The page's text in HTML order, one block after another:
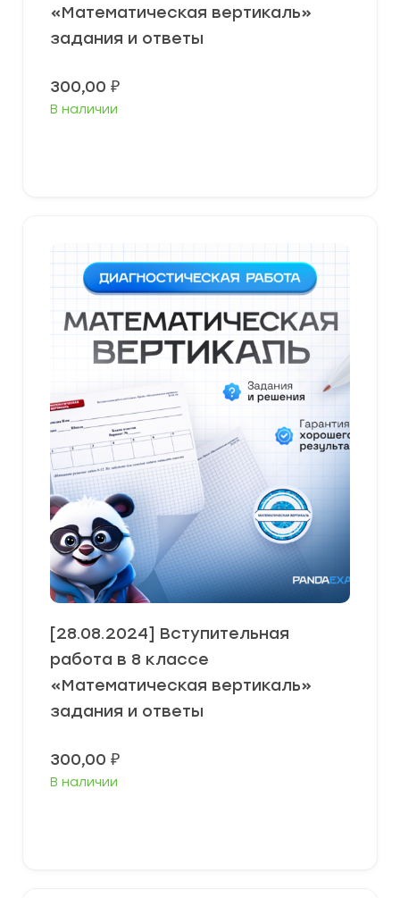
«Математическая вертикаль»
задания и ответы
300,00 ₽
В наличии
[28.08.2024] Вступительная
работа в 8 классе
«Математическая вертикаль»
задания и ответы
300,00 ₽
В наличии